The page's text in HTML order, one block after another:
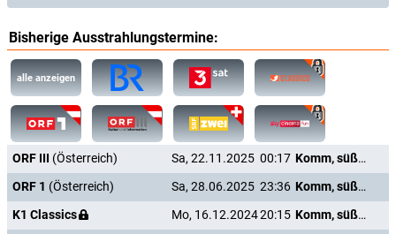
Bisherige Ausstrahlungstermine:
alle anzeigen
ORF III (Österreich) Sa, 22.11.2025 00:17
Komm, süßer Tod
ORF 1 (Österreich) Sa, 28.06.2025 23:36
Komm, süßer Tod
K1 Classics
Mo, 16.12.202420:15
Komm, süßer Tod